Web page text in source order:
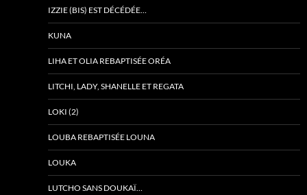
IZZIE (BIS) EST DÉCÉDÉE…
KUNA
LIHA ET OLIA REBAPTISÉE ORÉA
LITCHI, LADY, SHANELLE ET REGATA
LOKI (2)
LOUBA REBAPTISÉE LOUNA
LOUKA
LUTCHO SANS DOUKAÏ…